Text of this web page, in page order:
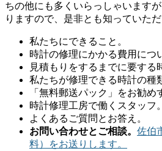
ちの他にも多くいらっしゃいます
りますので、是非とも知っていただ
私たちにできること。
時計の修理にかかる費用につ
見積もりをするまでに要する
私たちが修理できる時計の種
「無料郵送パック」をお勧め
時計修理工房で働くスタッフ。
よくあるご質問とお答え。
お問い合わせとご相談。 佐伯
料）をお送りします。